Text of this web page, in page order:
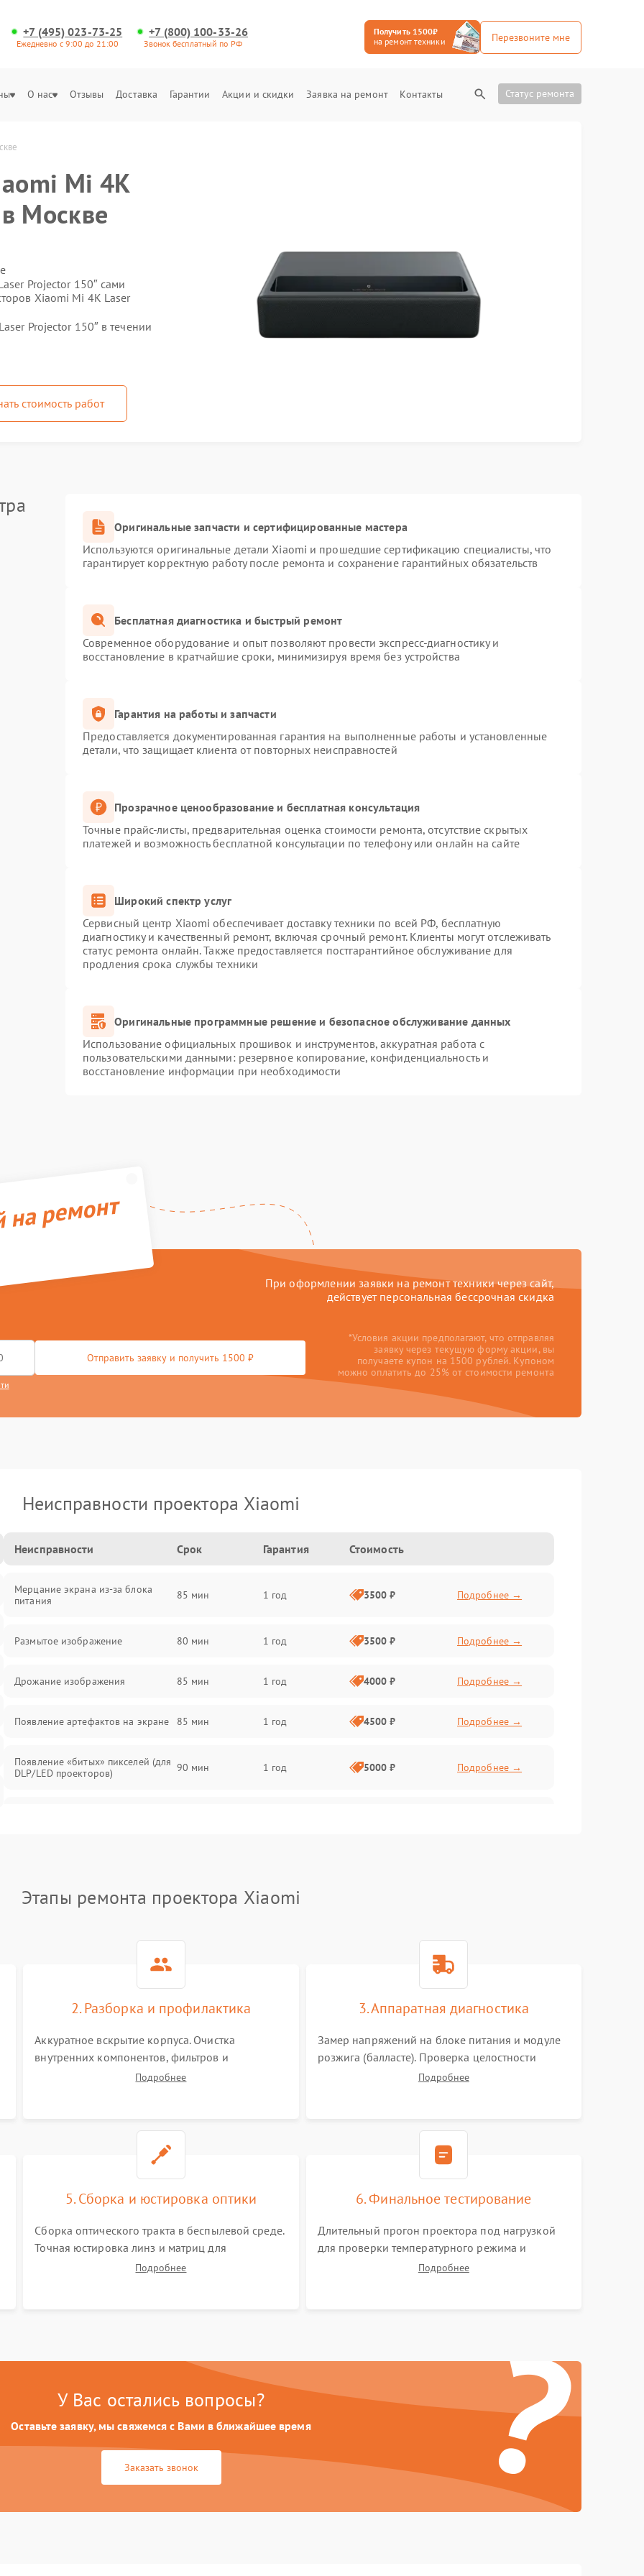
+7 (495) 023-73-25
Ежедневно с 9:00 до 21:00
+7 (800) 100-33-26
Звонок бесплатный по РФ
Получить 1500₽
на ремонт техники
Перезвоните мне
О нас Отзывы Доставка Гарантии Акции и скидки Заявка на ремонт Контакты Статус ремонта
Mi 4K
Москве
Projector 150″ сами
Xiaomi Mi 4K Laser
Projector 150″ в течении
стоимость работ
Оригинальные запчасти и сертифицированные мастера
Используются оригинальные детали Xiaomi и прошедшие сертификацию специалисты, что
гарантирует корректную работу после ремонта и сохранение гарантийных обязательств
Бесплатная диагностика и быстрый ремонт
Современное оборудование и опыт позволяют провести экспресс-диагностику и
восстановление в кратчайшие сроки, минимизируя время без устройства
Гарантия на работы и запчасти
Предоставляется документированная гарантия на выполненные работы и установленные
детали, что защищает клиента от повторных неисправностей
Прозрачное ценообразование и бесплатная консультация
Точные прайс-листы, предварительная оценка стоимости ремонта, отсутствие скрытых
платежей и возможность бесплатной консультации по телефону или онлайн на сайте
Широкий спектр услуг
Сервисный центр Xiaomi обеспечивает доставку техники по всей РФ, бесплатную
диагностику и качественный ремонт, включая срочный ремонт. Клиенты могут отслеживать
статус ремонта онлайн. Также предоставляется постгарантийное обслуживание для
продления срока службы техники
Оригинальные программные решение и безопасное обслуживание данных
Использование официальных прошивок и инструментов, аккуратная работа с
пользовательскими данными: резервное копирование, конфиденциальность и
восстановление информации при необходимости
ремонт
При оформлении заявки на ремонт техники через сайт,
действует персональная бессрочная скидка
Отправить заявку и получить 1500 ₽
*Условия акции предполагают, что отправляя
заявку через текущую форму акции, вы
получаете купон на 1500 рублей. Купоном
можно оплатить до 25% от стоимости ремонта
Неисправности проектора Xiaomi
Неисправности Срок Гарантия Стоимость
Мерцание экрана из-за блока
питания
85 мин 1 год 3500 ₽ Подробнее →
Размытое изображение 80 мин 1 год 3500 ₽ Подробнее →
Дрожание изображения 85 мин 1 год 4000 ₽ Подробнее →
Появление артефактов на экране 85 мин 1 год 4500 ₽ Подробнее →
Появление «битых» пикселей (для
DLP/LED проекторов)
90 мин 1 год 5000 ₽ Подробнее →
коррекция трапеции (Keystone)
Проблемы с масштабированием
80 мин 3500 ₽ Подробнее →
Этапы ремонта проектора Xiaomi
2. Разборка и профилактика
Аккуратное вскрытие корпуса. Очистка
внутренних компонентов, фильтров и
вентиляторов от накопившейся пыли.
Подробнее
3. Аппаратная диагностика
Замер напряжений на блоке питания и модуле
розжига (балласте). Проверка целостности
цветового колеса (DLP) или поляризаторов (LCD).
Подробнее
5. Сборка и юстировка оптики
Сборка оптического тракта в беспылевой среде.
Точная юстировка линз и матриц для
правильного сведения цветов и устранения
Подробнее
6. Финальное тестирование
Длительный прогон проектора под нагрузкой
для проверки температурного режима и
отсутствия перегрева. Оценка фокуса,
Подробнее
?
У Вас остались вопросы?
Оставьте заявку, мы свяжемся с Вами в ближайшее время
Заказать звонок